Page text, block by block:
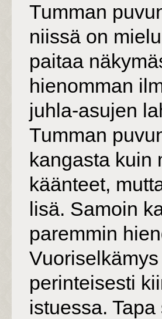
Tumman
niissä on
paitaa
hienomman
juhla-asujen
Tumman
kangasta kuin
käänteet,
lisä. Samoin
paremmin
perinteisesti
istuessa.